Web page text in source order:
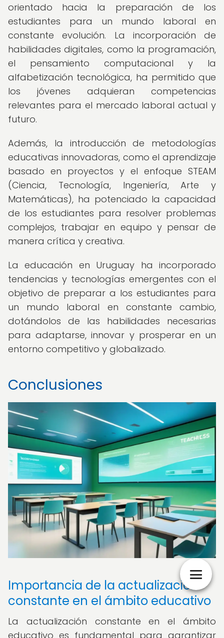
orientado hacia la preparación de los
estudiantes para un mundo laboral en
constante evolución. La incorporación de
habilidades digitales, como la programación,
el pensamiento computacional y la
alfabetización tecnológica, ha permitido que
los jóvenes adquieran competencias
relevantes para el mercado laboral actual y
futuro.
Además, la introducción de metodologías
educativas innovadoras, como el aprendizaje
basado en proyectos y el enfoque STEAM
(Ciencia, Tecnología, Ingeniería, Arte y
Matemáticas), ha potenciado la capacidad
de los estudiantes para resolver problemas
complejos, trabajar en equipo y pensar de
manera crítica y creativa.
La educación en Uruguay ha incorporado
tendencias y tecnologías emergentes con el
objetivo de preparar a los estudiantes para
un mundo laboral en constante cambio,
dotándolos de las habilidades necesarias
para adaptarse, innovar y prosperar en un
entorno competitivo y globalizado.
Conclusiones
Importancia de la actualización
constante en el ámbito educativo
La actualización constante en el ámbito
educativo es fundamental para garantizar